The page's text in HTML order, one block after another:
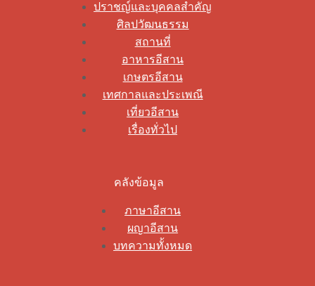
ปราชญ์และบุคคลสำคัญ
ศิลปวัฒนธรรม
สถานที่
อาหารอีสาน
เกษตรอีสาน
เทศกาลและประเพณี
เที่ยวอีสาน
เรื่องทั่วไป
คลังข้อมูล
ภาษาอีสาน
ผญาอีสาน
บทความทั้งหมด